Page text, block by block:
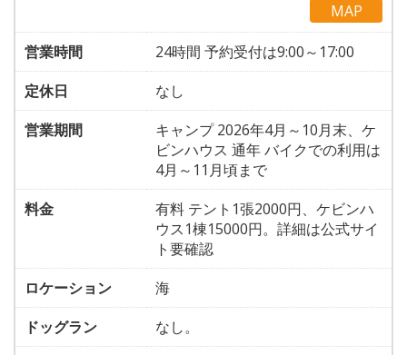
MAP
営業時間
24時間 予約受付は9:00～17:00
定休日
なし
営業期間
キャンプ 2026年4月～10月末、ケ
ビンハウス 通年 バイクでの利用は
4月～11月頃まで
料金
有料 テント1張2000円、ケビンハ
ウス1棟15000円。詳細は公式サイ
ト要確認
ロケーション
海
ドッグラン
なし。